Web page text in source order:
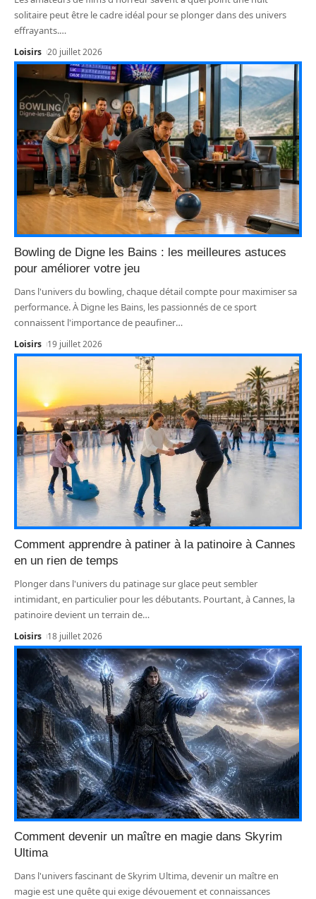
solitaire peut être le cadre idéal pour se plonger dans des univers
effrayants.…
Loisirs 20 juillet 2026
Bowling de Digne les Bains : les meilleures astuces
pour améliorer votre jeu
Dans l'univers du bowling, chaque détail compte pour maximiser sa
performance. À Digne les Bains, les passionnés de ce sport
connaissent l'importance de peaufiner…
Loisirs 19 juillet 2026
Comment apprendre à patiner à la patinoire à Cannes
en un rien de temps
Plonger dans l'univers du patinage sur glace peut sembler
intimidant, en particulier pour les débutants. Pourtant, à Cannes, la
patinoire devient un terrain de…
Loisirs 18 juillet 2026
Comment devenir un maître en magie dans Skyrim
Ultima
Dans l'univers fascinant de Skyrim Ultima, devenir un maître en
magie est une quête qui exige dévouement et connaissances